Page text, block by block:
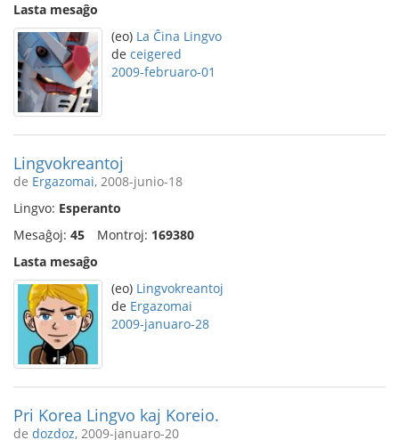
Lasta mesaĝo
(eo) La Ĉina Lingvo
de ceigered
2009-februaro-01
Lingvokreantoj
de Ergazomai, 2008-junio-18
Lingvo: Esperanto
Mesaĝoj: 45 Montroj: 169380
Lasta mesaĝo
(eo) Lingvokreantoj
de Ergazomai
2009-januaro-28
Pri Korea Lingvo kaj Koreio.
de dozdoz, 2009-januaro-20